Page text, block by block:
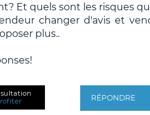
Et quels sont les risques
changer d'avis et
plus..
RÉPONDRE